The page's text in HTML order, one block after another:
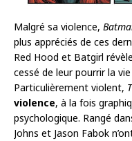
Malgré sa violence,
plus appréciés de ces
Red Hood et Batgirl
cessé de leur pourrir la
Particulièrement violent,
violence, à la fois
psychologique. Rangé
Johns et Jason Fabok